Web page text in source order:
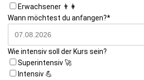
Erwachsener 👨👩
Wann möchtest du anfangen?*
Wie intensiv soll der Kurs sein?
Superintensiv 🚀
Intensiv 💪